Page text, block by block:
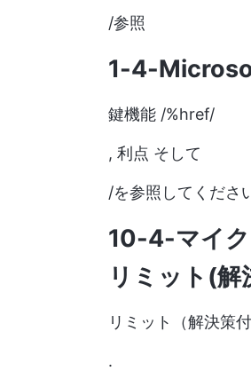
/参照
1-4-
鍵機能 /%href/
, 利点 そして
/を参照してくださ
10-4-マイク
リミット(解
リミット（解決策
.